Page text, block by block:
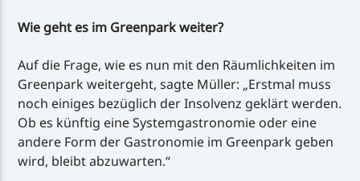
Wie geht es im Greenpark weiter?
Auf die Frage, wie es nun mit den Räumlichkeiten im
Greenpark weitergeht, sagte Müller: „Erstmal muss
noch einiges bezüglich der Insolvenz geklärt werden.
Ob es künftig eine Systemgastronomie oder eine
andere Form der Gastronomie im Greenpark geben
wird, bleibt abzuwarten.“